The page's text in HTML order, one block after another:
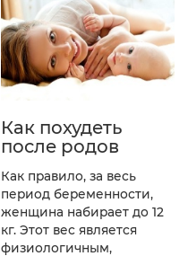
Как похудеть
после родов
Как правило, за весь
период беременности,
женщина набирает до 12
кг. Этот вес является
физиологичным,